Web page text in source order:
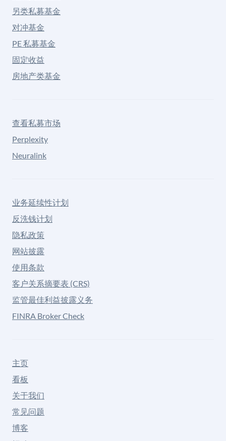
另类私募基金
对冲基金
PE 私募基金
固定收益
房地产类基金
查看私募市场
Perplexity
Neuralink
业务延续性计划
反洗钱计划
隐私政策
网站披露
使用条款
客户关系摘要表 (CRS)
监管最佳利益披露义务
FINRA Broker Check
主页
看板
关于我们
常见问题
博客